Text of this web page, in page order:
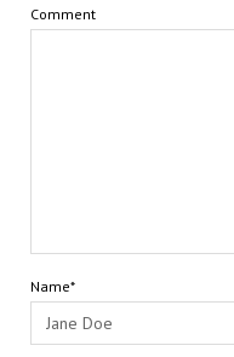
Comment
Name*